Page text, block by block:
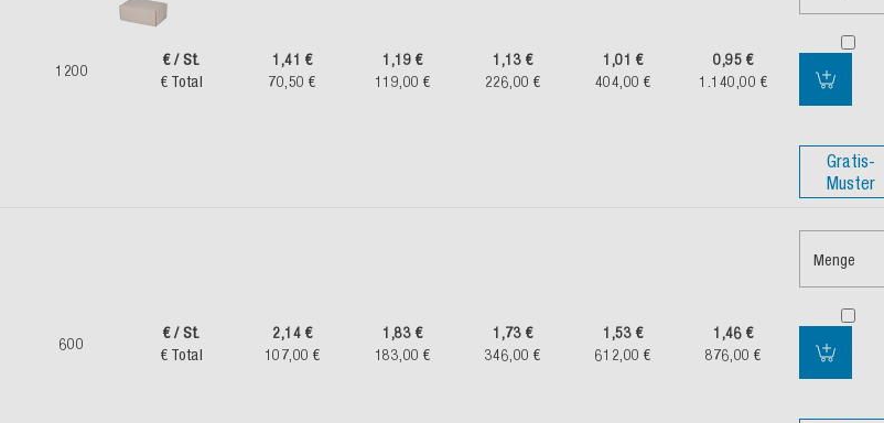
1200
€ / St.
€ Total
1,41 €
70,50 €
1,19 €
119,00 €
1,13 €
226,00 €
1,01 €
404,00 €
0,95 €
1.140,00 €
Gratis-
Muster
600
€ / St.
€ Total
2,14 €
107,00 €
1,83 €
183,00 €
1,73 €
346,00 €
1,53 €
612,00 €
1,46 €
876,00 €
Menge